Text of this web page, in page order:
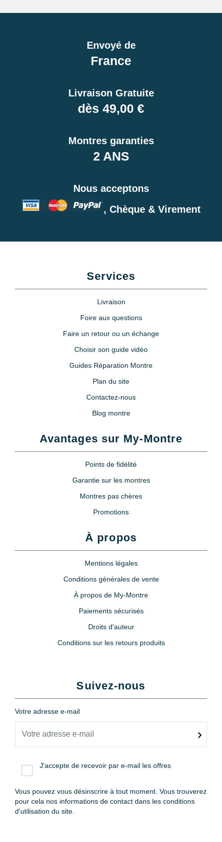
Envoyé de
France
Livraison Gratuite
dès 49,00 €
Montres garanties
2 ANS
Nous acceptons
, Chèque & Virement
Services
Livraison
Foire aux questions
Faire un retour ou un échange
Choisir son guide vidéo
Guides Réparation Montre
Plan du site
Contactez-nous
Blog montre
Avantages sur My-Montre
Points de fidélité
Garantie sur les montres
Montres pas chères
Promotions
À propos
Mentions légales
Conditions générales de vente
À propos de My-Montre
Paiements sécurisés
Droits d'auteur
Conditions sur les retours produits
Suivez-nous
Votre adresse e-mail
J'accepte de recevoir par e-mail les offres
Vous pouvez vous désinscrire à tout moment. Vous trouverez
pour cela nos informations de contact dans les conditions
d'utilisation du site.